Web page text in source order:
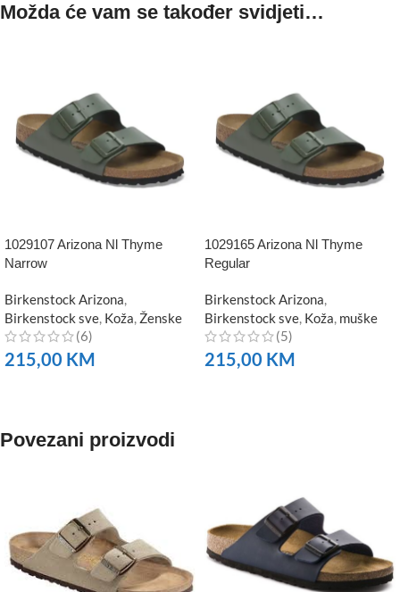
Možda će vam se također svidjeti…
1029107 Arizona Nl Thyme
Narrow
Birkenstock Arizona,
Birkenstock sve, Koža, Ženske
(6)
215,00 KM
1029165 Arizona Nl Thyme
Regular
Birkenstock Arizona,
Birkenstock sve, Koža, muške
(5)
215,00 KM
Povezani proizvodi